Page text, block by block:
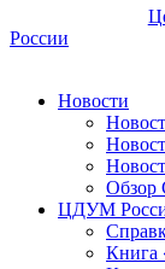
России
Новости
ЦДУМ
Книга